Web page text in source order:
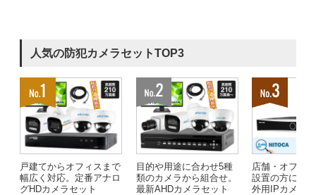
人気の防犯カメラセットTOP3
戸建てからオフィスまで
幅広く対応。定番アナロ
グHDカメラセット
目的や用途に合わせ5種
類のカメラから組合せ。
最新AHDカメラセット
店舗・オフィ
設置の方にお
外用IPカメラ